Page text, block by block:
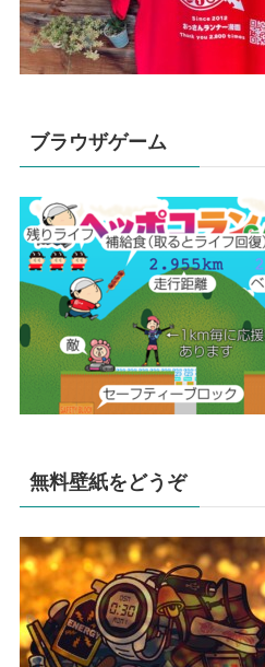
ブラウザゲーム
無料壁紙をどうぞ